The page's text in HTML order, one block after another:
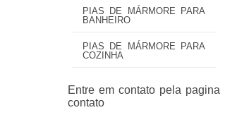
PIAS DE MÁRMORE PARA
BANHEIRO
PIAS DE MÁRMORE PARA
COZINHA